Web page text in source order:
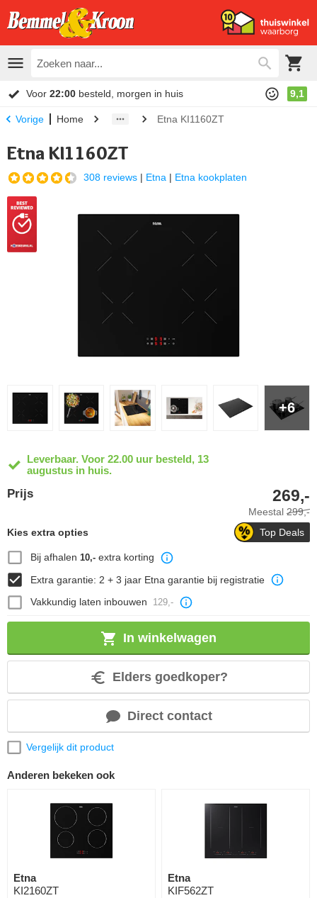
Voor 22:00 besteld, morgen in huis 9,1
Vorige Home Etna KI1160ZT
Etna KI1160ZT
308 reviews | Etna | Etna kookplaten
+6
Leverbaar. Voor 22.00 uur besteld, 13
augustus in huis.
Prijs
Meestal 299,-
269,-
Top Deals
Kies extra opties
Bij afhalen 10,-extra korting
Extra garantie: 2 + 3 jaar Etna garantie bij registratie
Vakkundig laten inbouwen
129,-
In winkelwagen
Elders goedkoper?
Direct contact
Vergelijk dit product
Anderen bekeken ook
Etna
KI2160ZT
Etna
KIF562ZT